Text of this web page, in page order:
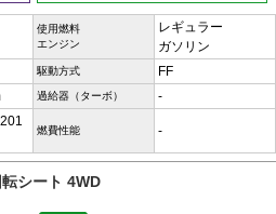
使用燃料
エンジン
レギュラー
ガソリン
駆動方式 FF
過給器（ターボ） -
燃費性能 -
シート 4WD